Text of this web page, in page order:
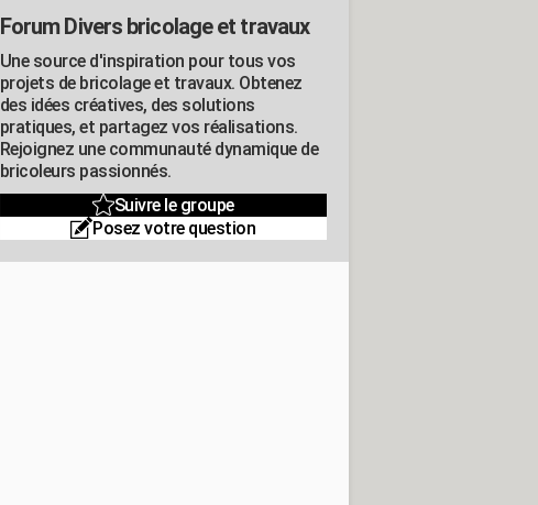
Forum Divers bricolage et travaux
Une source d'inspiration pour tous vos
projets de bricolage et travaux. Obtenez
des idées créatives, des solutions
pratiques, et partagez vos réalisations.
Rejoignez une communauté dynamique de
bricoleurs passionnés.
Suivre le groupe
Posez votre question